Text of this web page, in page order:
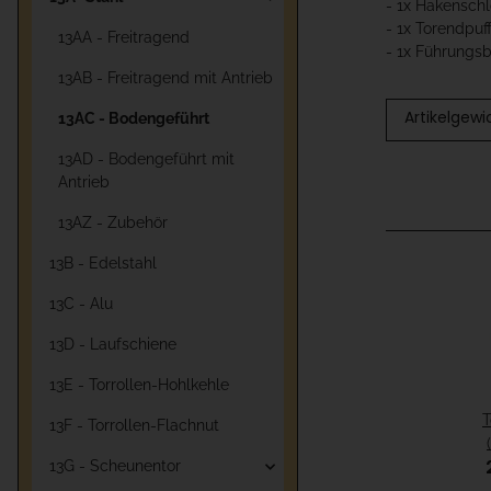
- 1x
- 1x
- 1x
13AA - Freitragend
13AB - Freitragend mit Antrieb
13AC - Bodengeführt
13AD - Bodengeführt mit
Antrieb
13AZ - Zubehör
13B - Edelstahl
13C - Alu
13D - Laufschiene
13E - Torrollen-Hohlkehle
13F - Torrollen-Flachnut
13G - Scheunentor